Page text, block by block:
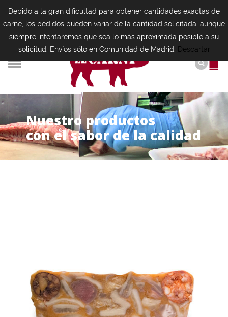
Nuestro productos
con el sabor de la calidad
Debido a la gran dificultad para obtener cantidades exactas de
carne, los pedidos pueden variar de la cantidad solicitada, aunque
siempre intentaremos que sea lo más aproximada posible a su
solicitud. Envíos sólo en Comunidad de Madrid.
Descartar